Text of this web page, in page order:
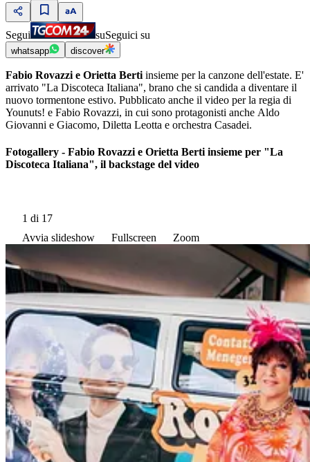
Segui suSeguici su
whatsapp discover
Fabio Rovazzi e Orietta Berti insieme per la canzone dell'estate. E'
arrivato "La Discoteca Italiana", brano che si candida a diventare il
nuovo tormentone estivo. Pubblicato anche il video per la regia di
Younuts! e Fabio Rovazzi, in cui sono protagonisti anche Aldo
Giovanni e Giacomo, Diletta Leotta e orchestra Casadei.
Fotogallery - Fabio Rovazzi e Orietta Berti insieme per "La
Discoteca Italiana", il backstage del video
1 di 17
Avvia slideshow
Fullscreen Zoom